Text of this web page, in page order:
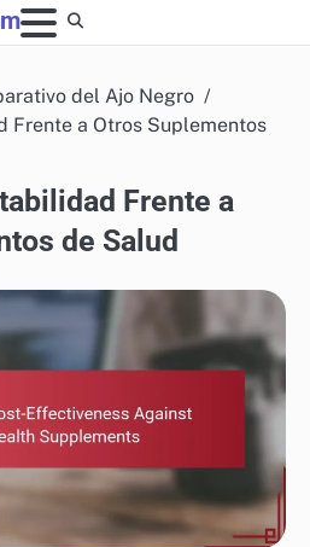
del Ajo Negro
Frente a Otros Suplementos
Frente a
de Salud